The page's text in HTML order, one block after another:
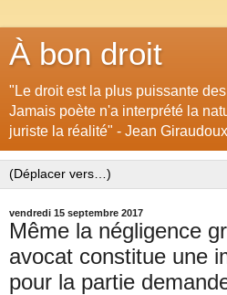
À bon droit
"Le droit est la plus puissante
Jamais poète n'a interprété la
juriste la réalité" - Jean Giraudoux
vendredi 15 septembre 2017
Même la négligence
avocat constitue une
pour la partie